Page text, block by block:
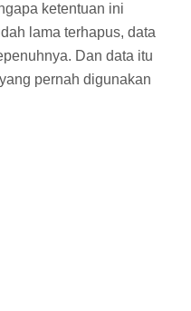
ketentuan ini
lama terhapus, data
Dan data itu
pernah digunakan